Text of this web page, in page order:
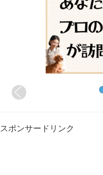
スポンサードリンク